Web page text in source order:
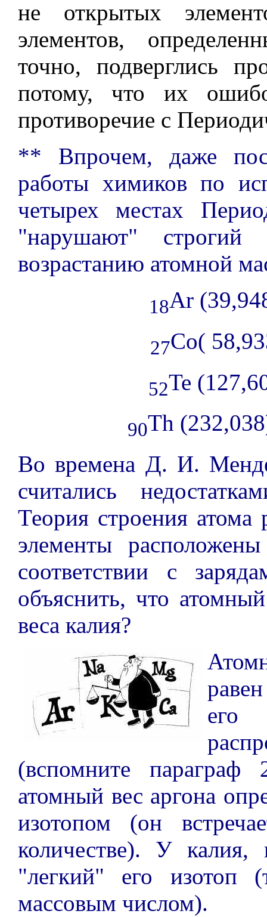
не открытых
элементов,
точно, подверглись
потому, что их
противоречие с
** Впрочем, даже
работы химиков по
четырех местах
"нарушают" строгий
возрастанию атомной
18Ar
27Co(
52Te
90Th
Во времена Д. И.
считались
Теория строения атома
элементы
соответствии с
объяснить, что
веса калия?
(вспомните
атомный вес аргона
изотопом (он
количестве). У калия,
"легкий" его изотоп
массовым числом).